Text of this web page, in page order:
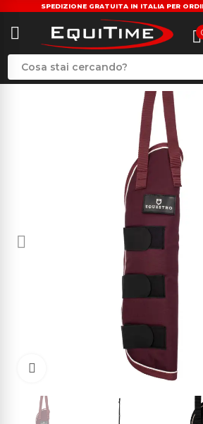
SPEDIZIONE GRATUITA IN ITALIA PER